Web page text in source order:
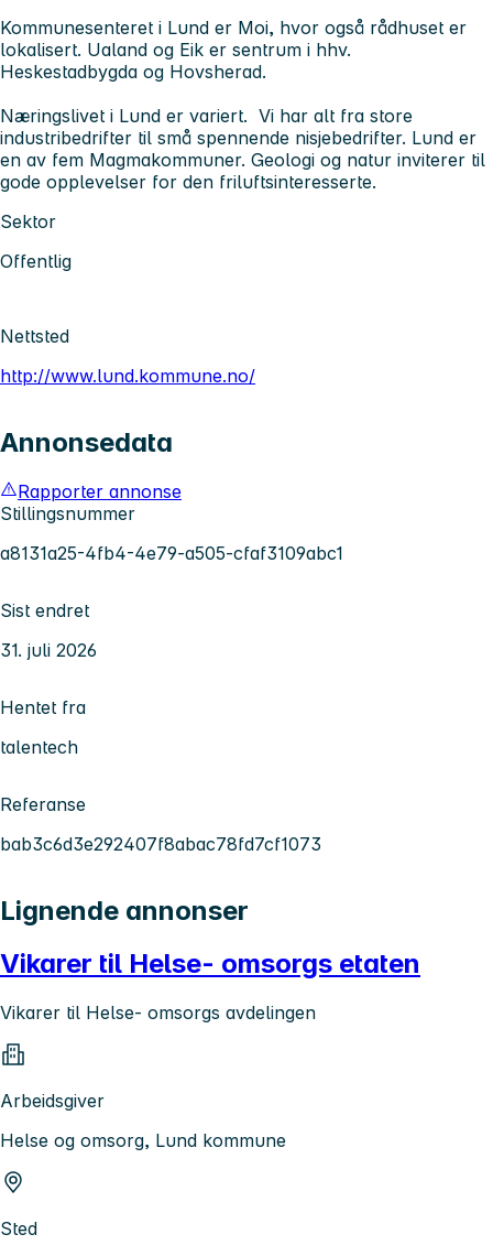
Kommunesenteret i Lund er Moi, hvor også rådhuset er
lokalisert. Ualand og Eik er sentrum i hhv.
Heskestadbygda og Hovsherad.
Næringslivet i Lund er variert. Vi har alt fra store
industribedrifter til små spennende nisjebedrifter. Lund er
en av fem Magmakommuner. Geologi og natur inviterer til
gode opplevelser for den friluftsinteresserte.
Sektor
Offentlig
Nettsted
http://www.lund.kommune.no/
Annonsedata
Rapporter annonse
Stillingsnummer
a8131a25-4fb4-4e79-a505-cfaf3109abc1
Sist endret
31. juli 2026
Hentet fra
talentech
Referanse
bab3c6d3e292407f8abac78fd7cf1073
Lignende annonser
Vikarer til Helse- omsorgs etaten
Vikarer til Helse- omsorgs avdelingen
Arbeidsgiver
Helse og omsorg, Lund kommune
Sted